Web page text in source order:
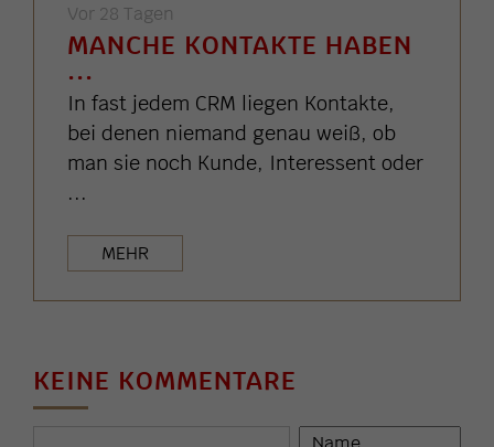
Vor 28 Tagen
MANCHE KONTAKTE HABEN
...
In fast jedem CRM liegen Kontakte,
bei denen niemand genau weiß, ob
man sie noch Kunde, Interessent oder
...
MEHR
KEINE KOMMENTARE